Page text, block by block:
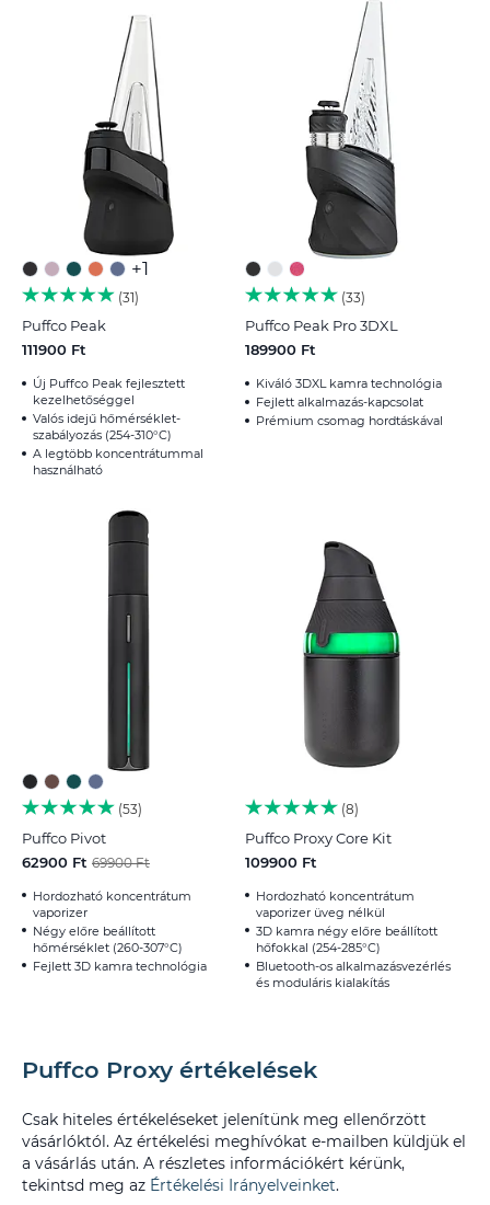
+1
31
Puffco Peak
111900 Ft
Új Puffco Peak fejlesztett
kezelhetőséggel
Valós idejű hőmérséklet-
szabályozás (254-310°C)
A legtöbb koncentrátummal
használható
33
Puffco Peak Pro 3DXL
189900 Ft
Kiváló 3DXL kamra technológia
Fejlett alkalmazás-kapcsolat
Prémium csomag hordtáskával
53
Puffco Pivot
62900 Ft 69900 Ft
Hordozható koncentrátum
vaporizer
Négy előre beállított
hőmérséklet (260-307°C)
Fejlett 3D kamra technológia
8
Puffco Proxy Core Kit
109900 Ft
Hordozható koncentrátum
vaporizer üveg nélkül
3D kamra négy előre beállított
hőfokkal (254-285°C)
Bluetooth-os alkalmazásvezérlés
és moduláris kialakítás
Puffco Proxy értékelések
Csak hiteles értékeléseket jelenítünk meg ellenőrzött
vásárlóktól. Az értékelési meghívókat e-mailben küldjük el
a vásárlás után. A részletes információkért kérünk,
tekintsd meg az Értékelési Irányelveinket.